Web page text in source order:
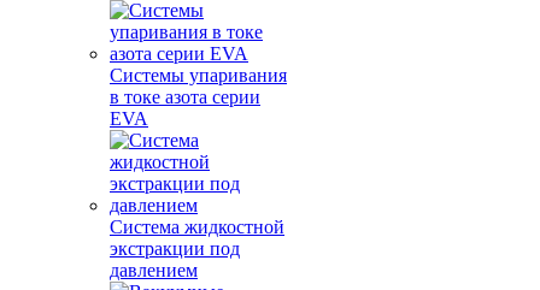
Системы упаривания
в токе азота серии
EVA
Система жидкостной
экстракции под
давлением